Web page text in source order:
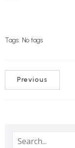
Tags: No tags
Previous